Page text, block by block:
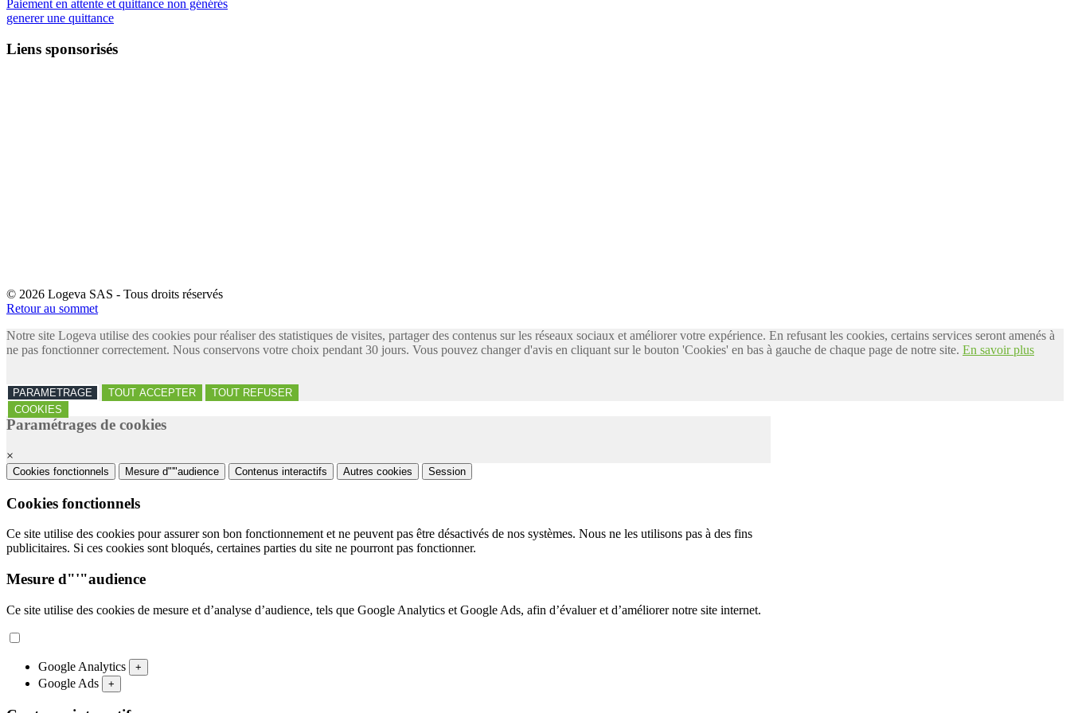
Paiement en attente et quittance non générés
generer une quittance
Liens sponsorisés
© 2026 Logeva SAS - Tous droits réservés
Retour au sommet
Notre site Logeva utilise des cookies pour réaliser des statistiques de visites, partager des contenus sur les réseaux sociaux et améliorer votre expérience. En refusant les cookies, certains services seront amenés à
ne pas fonctionner correctement. Nous conservons votre choix pendant 30 jours. Vous pouvez changer d'avis en cliquant sur le bouton 'Cookies' en bas à gauche de chaque page de notre site. En savoir plus
PARAMETRAGE TOUT ACCEPTER
TOUT REFUSER
COOKIES
Paramétrages de cookies
×
Cookies fonctionnels Mesure d"'"audience Contenus interactifs Autres cookies Session
Cookies fonctionnels
Ce site utilise des cookies pour assurer son bon fonctionnement et ne peuvent pas être désactivés de nos systèmes. Nous ne les utilisons pas à des fins
publicitaires. Si ces cookies sont bloqués, certaines parties du site ne pourront pas fonctionner.
Mesure d"'"audience
Ce site utilise des cookies de mesure et d’analyse d’audience, tels que Google Analytics et Google Ads, afin d’évaluer et d’améliorer notre site internet.
Google Analytics +
Google Ads +